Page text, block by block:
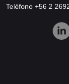
Teléfono +56 2